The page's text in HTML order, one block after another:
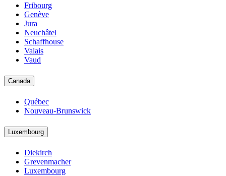
Fribourg
Genève
Jura
Neuchâtel
Schaffhouse
Valais
Vaud
Canada
Québec
Nouveau-Brunswick
Luxembourg
Diekirch
Grevenmacher
Luxembourg